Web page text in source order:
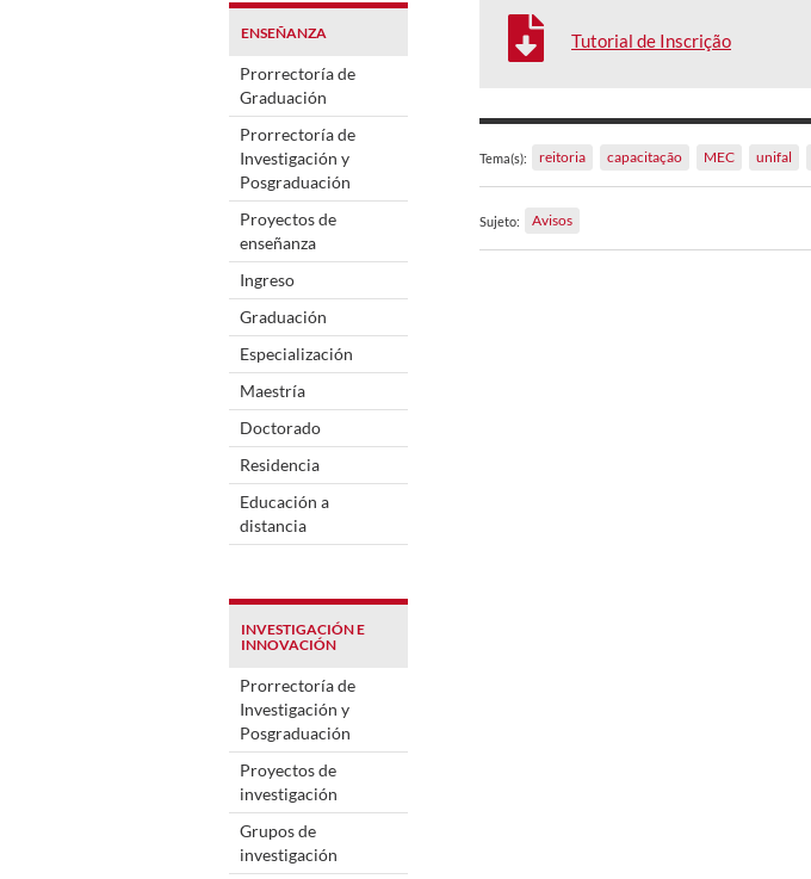
ENSEÑANZA
Prorrectoría de
Graduación
Prorrectoría de
Investigación y
Posgraduación
Proyectos de
enseñanza
Ingreso
Graduación
Especialización
Maestría
Doctorado
Residencia
Educación a
distancia
INVESTIGACIÓN E
INNOVACIÓN
Prorrectoría de
Investigación y
Posgraduación
Proyectos de
investigación
Grupos de
investigación
Tutorial de Inscrição
Tema(s): reitoria capacitação MEC unifal
Sujeto: Avisos